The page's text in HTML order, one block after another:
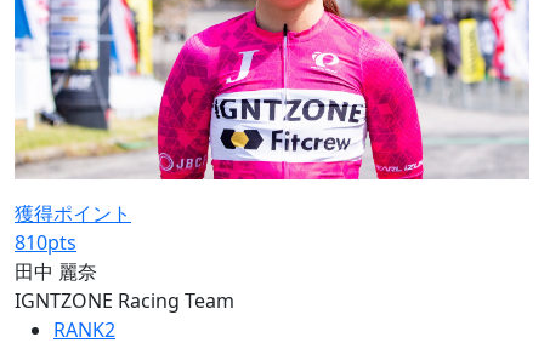
獲得ポイント
810pts
田中 麗奈
IGNTZONE Racing Team
RANK2